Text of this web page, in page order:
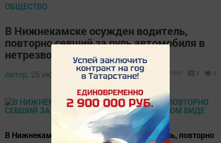
ОБЩЕСТВО
В Нижнекамске осужден водитель,
повторно севший за руль автомобиля в
нетрезвом виде
Автор, 26 июня 2017 - 12:28 1051 0 0
В Нижнекамске осужден 35-летний водитель, повторно